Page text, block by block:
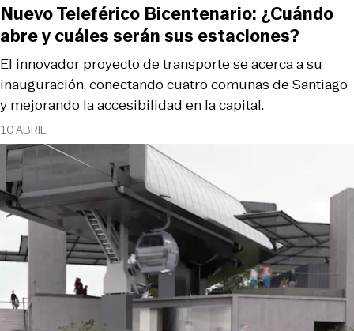
10 ABRIL
El innovador proyecto de transporte se acerca a su
inauguración, conectando cuatro comunas de Santiago
y mejorando la accesibilidad en la capital.
Nuevo Teleférico Bicentenario: ¿Cuándo
abre y cuáles serán sus estaciones?